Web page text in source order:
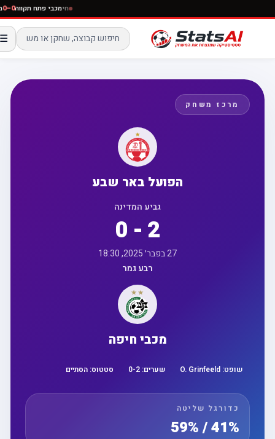
חימכבי פתח תקווה
☰
מרכז משחק
הפועל באר שבע
גביע המדינה
0 - 2
27 בפבר׳ 2025, 18:30
רבע גמר
מכבי חיפה
שופט:O. Grinfeeld שערים: 0 -2 סטטוס:הסתיים
כדורגל שליטה
41% / 59%